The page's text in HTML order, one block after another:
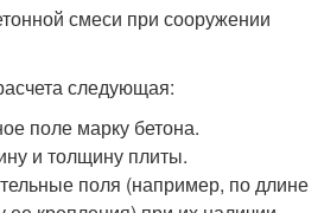
смеси при сооружении
следующая:
поле марку бетона.
и толщину плиты.
поля (например, по длине